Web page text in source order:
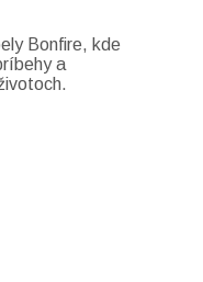
Bonfire, kde
a